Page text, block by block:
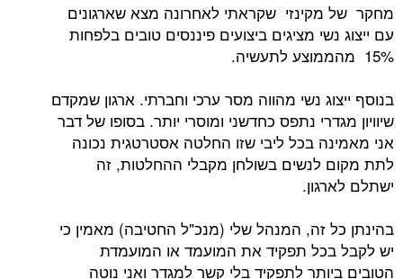
מחקר של מקינזי שקראתי לאחרונה מצא שארגונים
עם ייצוג נשי מציגים ביצועים פיננסים טובים בלפחות
15% מהממוצע לתעשיה.
בנוסף ייצוג נשי מהווה מסר ערכי וחברתי. ארגון שמקדם
שיוויון מגדרי נתפס כחדשני ומוסרי יותר. בסופו של דבר
אני מאמינה בכל ליבי שזו החלטה אסטרטגית נכונה
לתת מקום לנשים בשולחן מקבלי ההחלטות, זה
ישתלם לארגון.
בהינתן כל זה, המנהל שלי (מנכ"ל החטיבה) מאמין כי
יש לקבל בכל תפקיד את המועמד או המועמדת
הטובים ביותר לתפקיד בלי קשר למגדר ואני נוטה